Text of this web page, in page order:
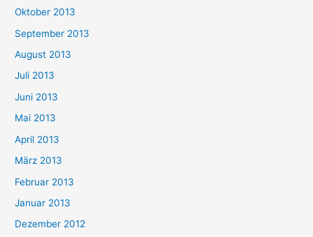
Oktober 2013
September 2013
August 2013
Juli 2013
Juni 2013
Mai 2013
April 2013
März 2013
Februar 2013
Januar 2013
Dezember 2012